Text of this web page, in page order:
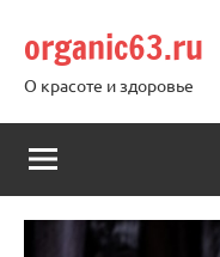
содержимому
organic63.ru
О красоте и здоровье